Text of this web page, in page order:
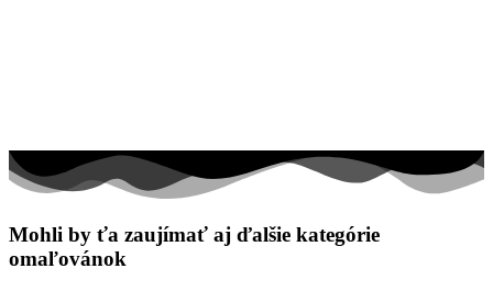
Mohli by ťa zaujímať aj ďalšie kategórie
omaľovánok